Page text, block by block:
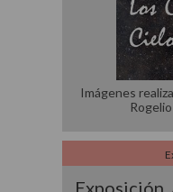
Imágenes
Exposición.